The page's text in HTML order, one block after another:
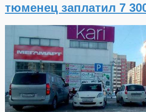
тюменец заплатил 7